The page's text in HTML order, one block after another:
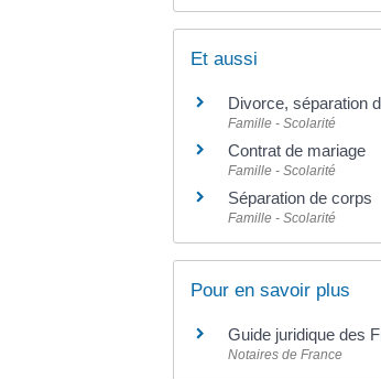
Et aussi
Divorce, séparation
Famille - Scolarité
Contrat de mariage
Famille - Scolarité
Séparation de corps
Famille - Scolarité
Pour en savoir plus
Guide juridique des
Notaires de France